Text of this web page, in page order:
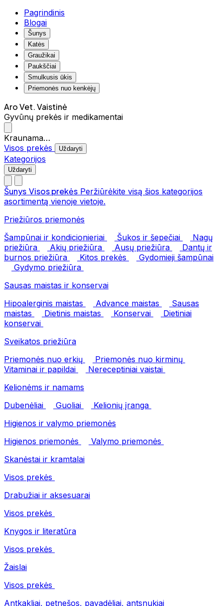
Pagrindinis
Blogai
Šunys
Katės
Graužikai
Paukščiai
Smulkusis ūkis
Priemonės nuo kenkėjų
Aro Vet. Vaistinė
Gyvūnų prekės ir medikamentai
Kraunama…
Visos prekės
Uždaryti
Kategorijos
Uždaryti
Šunys Visos prekės Peržiūrėkite visą šios kategorijos
asortimentą vienoje vietoje.
Priežiūros priemonės
Šampūnai ir kondicionieriai
Šukos ir šepečiai
Nagų
priežiūra
Akių priežiūra Ausų priežiūra
Dantų ir
burnos priežiūra
Kitos prekės
Gydomieji šampūnai
Gydymo priežiūra
Sausas maistas ir konservai
Hipoalerginis maistas
Advance maistas
Sausas
maistas
Dietinis maistas Konservai
Dietiniai
konservai
Sveikatos priežiūra
Priemonės nuo erkių
Priemonės nuo kirminų
Vitaminai ir papildai
Nereceptiniai vaistai
Kelionėms ir namams
Dubenėliai
Guoliai
Kelionių įranga
Higienos ir valymo priemonės
Higienos priemonės
Valymo priemonės
Skanėstai ir kramtalai
Visos prekės
Drabužiai ir aksesuarai
Visos prekės
Knygos ir literatūra
Visos prekės
Žaislai
Visos prekės
Antkakliai, petnešos, pavadėliai, antsnukiai